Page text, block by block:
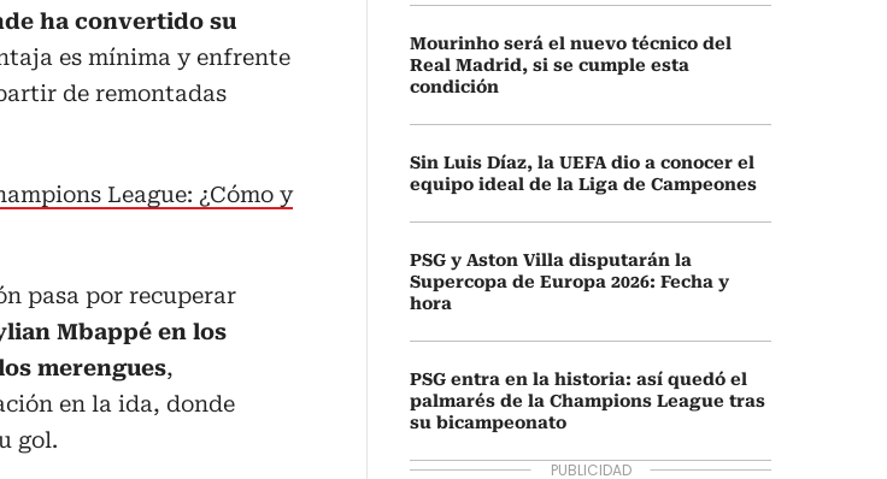
ha convertido su
es mínima y enfrente
de remontadas
League: ¿Cómo y
pasa por recuperar
Mbappé en los
merengues,
en la ida, donde
gol.
Mourinho será el nuevo técnico del
Real Madrid, si se cumple esta
condición
Sin Luis Díaz, la UEFA dio a conocer el
equipo ideal de la Liga de Campeones
PSG y Aston Villa disputarán la
Supercopa de Europa 2026: Fecha y
hora
PSG entra en la historia: así quedó el
palmarés de la Champions League tras
su bicampeonato